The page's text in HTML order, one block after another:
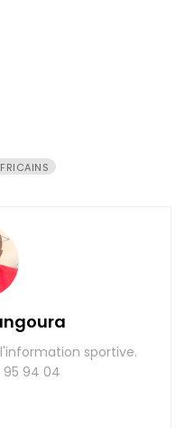
sportive.
94 04